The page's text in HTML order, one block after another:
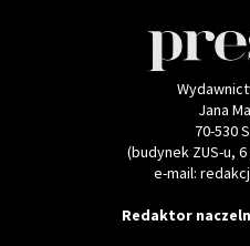
Jana
70-530
(budynek ZUS-u,
e-mail:
Redaktor